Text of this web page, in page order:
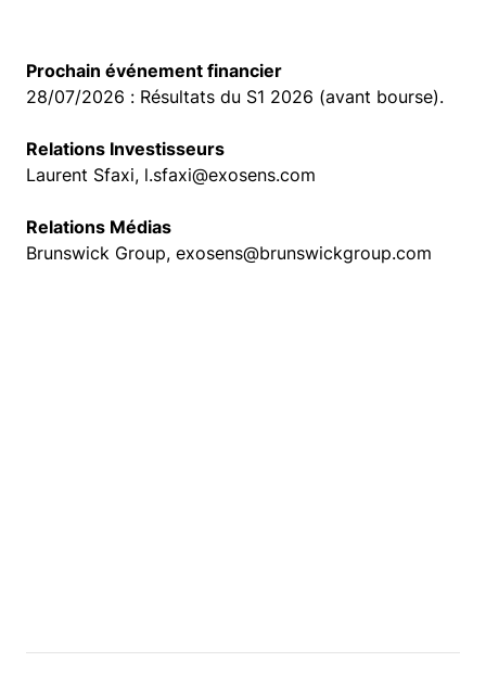
Prochain événement financier
28/07/2026 : Résultats du S1 2026 (avant bourse).
Relations Investisseurs
Laurent Sfaxi, l.sfaxi@exosens.com
Relations Médias
Brunswick Group, exosens@brunswickgroup.com